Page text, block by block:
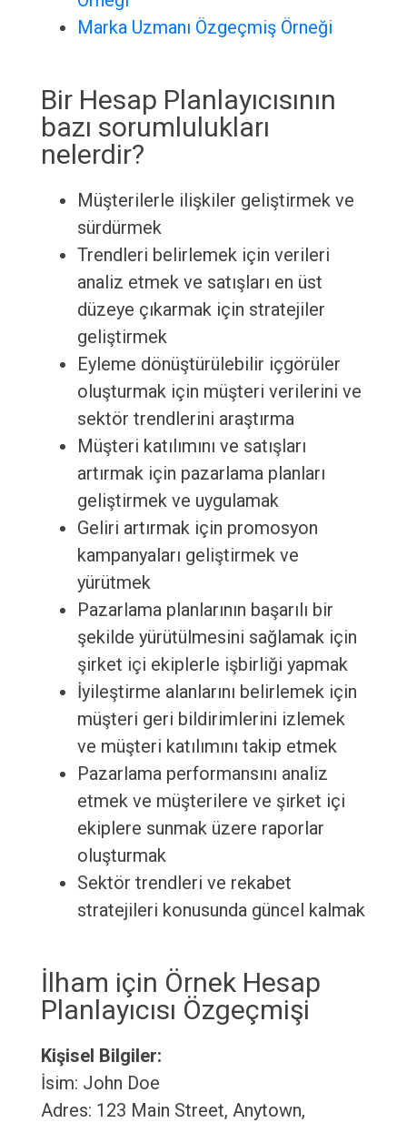
Marka Uzmanı Özgeçmiş Örneği
Bir Hesap Planlayıcısının
bazı sorumlulukları
nelerdir?
Müşterilerle ilişkiler geliştirmek ve
sürdürmek
Trendleri belirlemek için verileri
analiz etmek ve satışları en üst
düzeye çıkarmak için stratejiler
geliştirmek
Eyleme dönüştürülebilir içgörüler
oluşturmak için müşteri verilerini ve
sektör trendlerini araştırma
Müşteri katılımını ve satışları
artırmak için pazarlama planları
geliştirmek ve uygulamak
Geliri artırmak için promosyon
kampanyaları geliştirmek ve
yürütmek
Pazarlama planlarının başarılı bir
şekilde yürütülmesini sağlamak için
şirket içi ekiplerle işbirliği yapmak
İyileştirme alanlarını belirlemek için
müşteri geri bildirimlerini izlemek
ve müşteri katılımını takip etmek
Pazarlama performansını analiz
etmek ve müşterilere ve şirket içi
ekiplere sunmak üzere raporlar
oluşturmak
Sektör trendleri ve rekabet
stratejileri konusunda güncel kalmak
İlham için Örnek Hesap
Planlayıcısı Özgeçmişi
Kişisel Bilgiler:
İsim: John Doe
Adres: 123 Main Street, Anytown,